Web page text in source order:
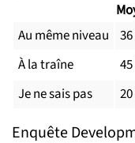
Au même niveau
À la traîne
Je ne sais pas
Enquête